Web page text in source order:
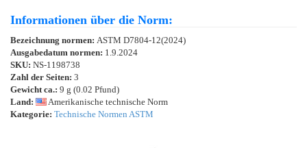
Informationen über die Norm:
Bezeichnung normen: ASTM D7804-12(2024)
Ausgabedatum normen: 1.9.2024
SKU: NS-1198738
Zahl der Seiten: 3
Gewicht ca.: 9 g (0.02 Pfund)
Land:
Amerikanische technische Norm
Kategorie: Technische Normen ASTM